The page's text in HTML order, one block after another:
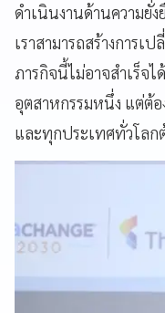
ดำเนินงานด้านความยั่
เราสามารถสร้างการ
ภารกิจนี้ไม่อาจสำเร็จไ
อุตสาหกรรมหนึ่ง แต่ต้
และทุกประเทศทั่วโลก